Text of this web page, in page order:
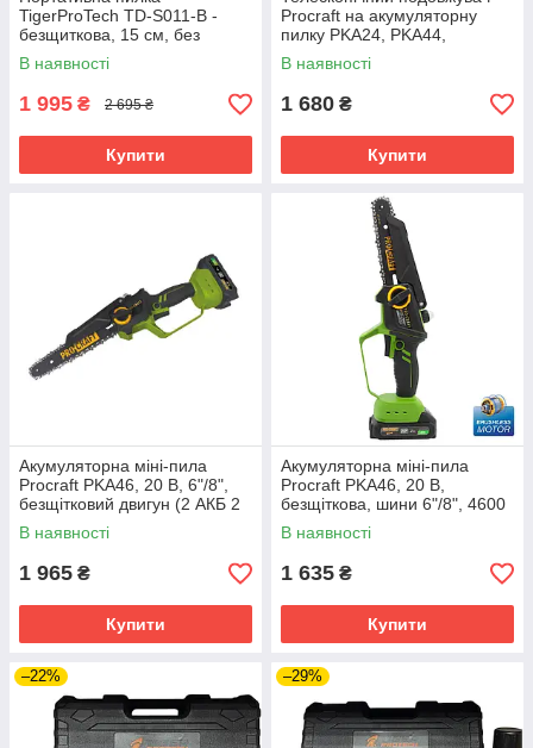
TigerProTech TD-S011-B -
безщиткова, 15 см, без
масла, 2 АКБ 21В/2Аг, кейс
В наявності
1 995 ₴ 2 695 ₴
Купити
Procraft на акумуляторну
пилку PKA24, PKA44,
PKA32Li, Довжина 130 - 170
см
В наявності
1 680 ₴
Купити
Акумуляторна міні-пила
Procraft PKA46, 20 В, 6"/8",
безщітковий двигун (2 АКБ 2
Аг, кейс)
В наявності
1 965 ₴
Купити
Акумуляторна міні-пила
Procraft PKA46, 20 В,
безщіткова, шини 6"/8", 4600
об/хв, 6 м/с, 1×АКБ 2.0 Ач, ЗП
В наявності
1 635 ₴
Купити
–22% –29%